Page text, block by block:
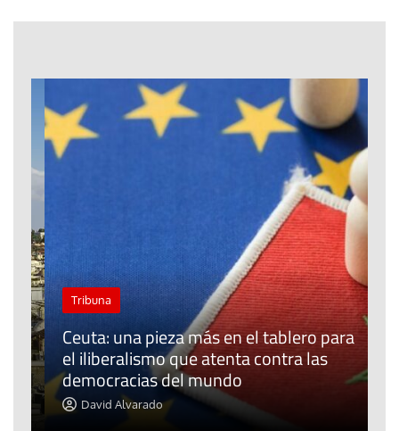
Tribuna
Ceuta: una pieza más en el tablero para
el iliberalismo que atenta contra las
democracias del mundo
David Alvarado